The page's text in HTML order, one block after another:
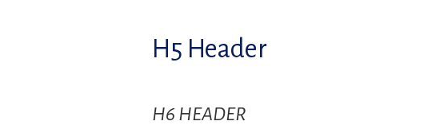
H5 Header
H6 HEADER